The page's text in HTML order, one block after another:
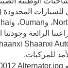
الرائعة وجودتنا
للمركبات.